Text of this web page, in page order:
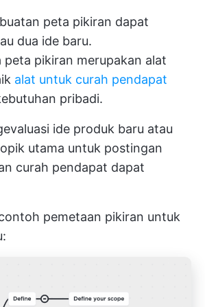
peta pikiran dapat
dua ide baru.
peta pikiran merupakan alat
alat untuk curah pendapat
pribadi.
ide produk baru atau
utama untuk postingan
curah pendapat dapat
pemetaan pikiran untuk